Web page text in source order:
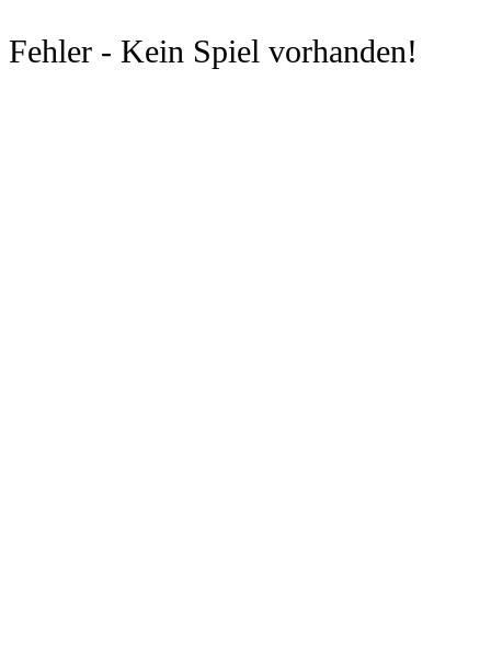
Fehler - Kein Spiel vorhanden!